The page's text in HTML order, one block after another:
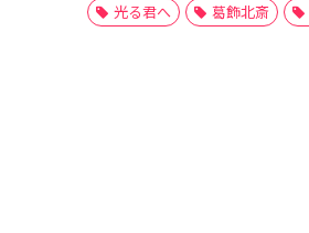
光る君へ
葛飾北斎